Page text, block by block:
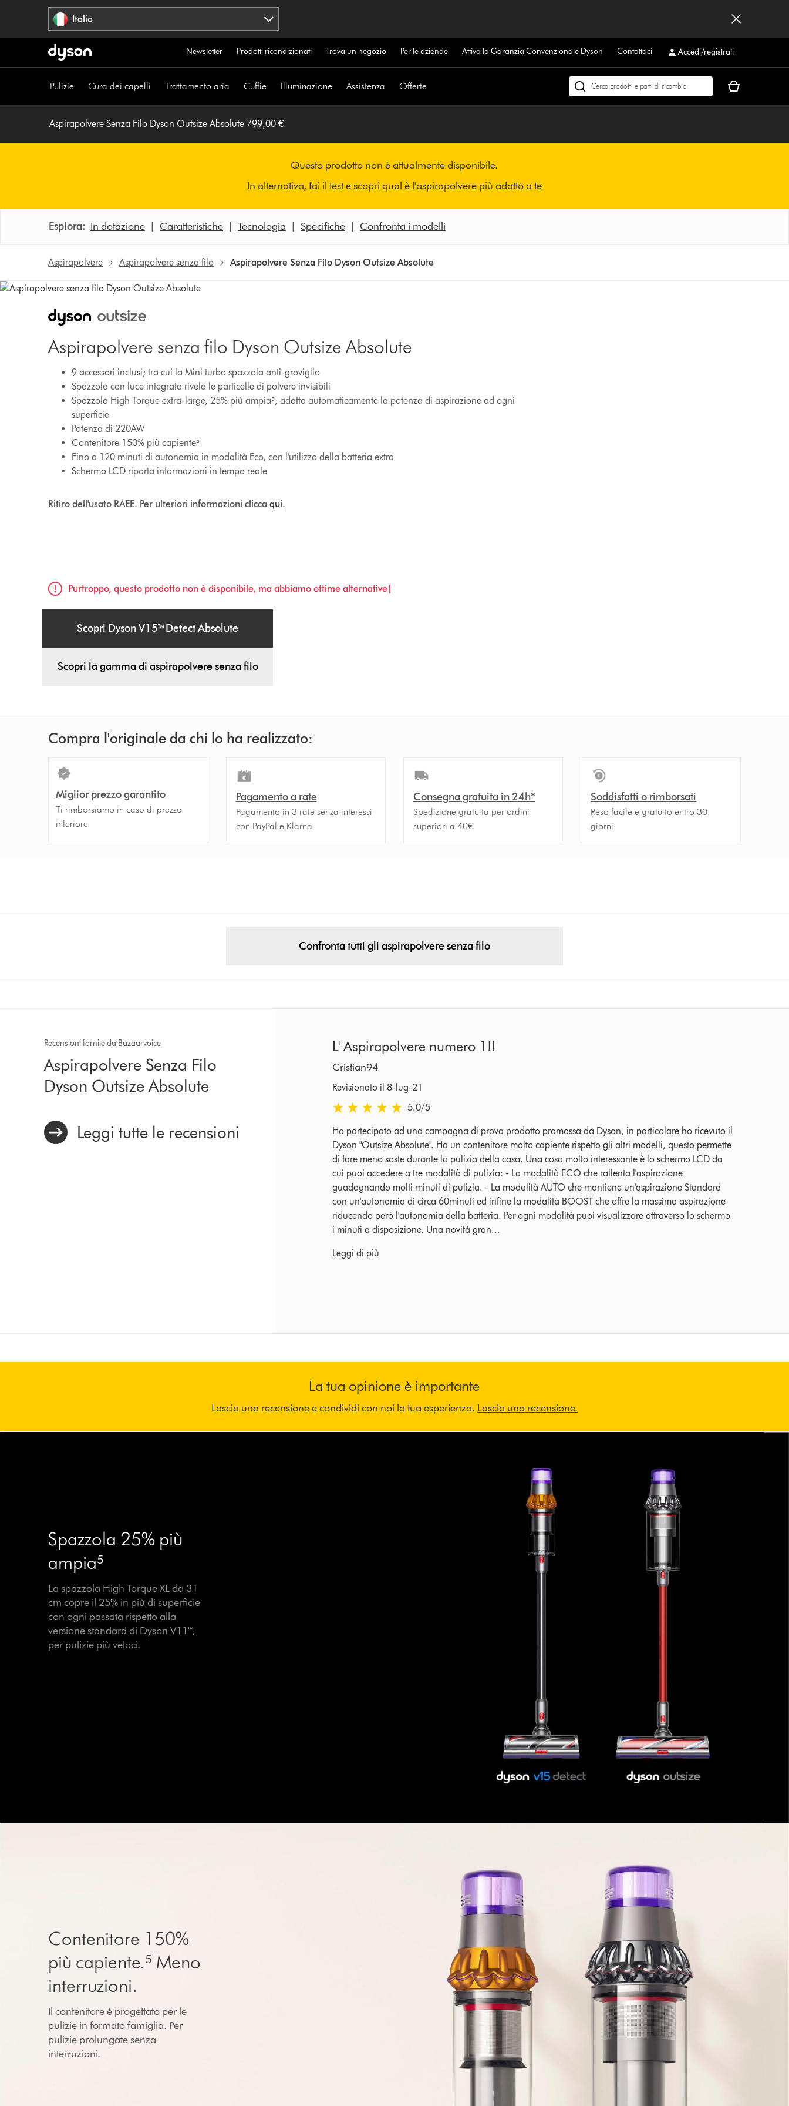
Italia
Newsletter Prodotti ricondizionati Trova un negozio Per le aziende Attiva la Garanzia Convenzionale Dyson Contattaci Accedi/registrati
Pulizie Cura dei capelli Trattamento aria Cuffie Illuminazione Assistenza Offerte
Cerca
Il
Aspirapolvere Senza Filo Dyson Outsize Absolute 799,00 €
Questo prodotto non è attualmente disponibile.
In alternativa, fai il test e scopri qual è l'aspirapolvere più adatto a te
Esplora: In dotazione | Caratteristiche | Tecnologia | Specifiche | Confronta i modelli
Aspirapolvere Aspirapolvere senza filo Aspirapolvere Senza Filo Dyson Outsize Absolute
Aspirapolvere senza filo Dyson Outsize Absolute
9 accessori inclusi; tra cui la Mini turbo spazzola anti-groviglio
Spazzola con luce integrata rivela le particelle di polvere invisibili
Spazzola High Torque extra-large, 25% più ampia⁵, adatta automaticamente la potenza di aspirazione ad ogni
superficie
Potenza di 220AW
Contenitore 150% più capiente⁵
Fino a 120 minuti di autonomia in modalità Eco, con l'utilizzo della batteria extra
Schermo LCD riporta informazioni in tempo reale
Ritiro dell'usato RAEE. Per ulteriori informazioni cliccaqui.
Purtroppo, questo prodotto non è disponibile, ma abbiamo ottime alternative|
Scopri Dyson V15™ Detect Absolute
Scopri la gamma di aspirapolvere senza filo
Compra l'originale da chi lo ha realizzato:
Miglior prezzo garantito
Ti rimborsiamo in caso di prezzo
inferiore
Pagamento a rate
Pagamento in 3 rate senza interessi
con PayPal e Klarna
Consegna gratuita in 24h*
Spedizione gratuita per ordini
superiori a 40€
Soddisfatti o rimborsati
Reso facile e gratuito entro 30
giorni
Confronta tutti gli aspirapolvere senza filo
Recensioni fornite da Bazaarvoice
Aspirapolvere Senza Filo
Dyson Outsize Absolute
Leggi tutte le recensioni
L' Aspirapolvere numero 1!!
Cristian94
Revisionato il 8-lug-21
5.0 stelle su 5 da Revisionato il 8-lug-21 Ratings
5.0/5
Ho partecipato ad una campagna di prova prodotto promossa da Dyson, in particolare ho ricevuto il
Dyson "Outsize Absolute". Ha un contenitore molto capiente rispetto gli altri modelli, questo permette
di fare meno soste durante la pulizia della casa. Una cosa molto interessante è lo schermo LCD da
cui puoi accedere a tre modalità di pulizia: - La modalità ECO che rallenta l'aspirazione
guadagnando molti minuti di pulizia. - La modalità AUTO che mantiene un'aspirazione Standard
con un'autonomia di circa 60minuti ed infine la modalità BOOST che offre la massima aspirazione
riducendo però l'autonomia della batteria. Per ogni modalità puoi visualizzare attraverso lo schermo
i minuti a disposizione. Una novità gran...
Leggi di più
La tua opinione è importante
Lascia una recensione e condividi con noi la tua esperienza. Lascia una recensione.
Spazzola 25% più
ampia⁵
La spazzola High Torque XL da 31
cm copre il 25% in più di superficie
con ogni passata rispetto alla
versione standard di Dyson V11™,
per pulizie più veloci.
Contenitore 150%
più capiente.⁵ Meno
interruzioni.
Il contenitore è progettato per le
pulizie in formato famiglia. Per
pulizie prolungate senza
interruzioni.